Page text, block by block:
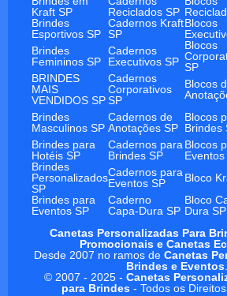
Kraft SP
Reciclados SP
Brindes
Esportivos SP
Cadernos Kraft
SP
Blocos
Brindes
Femininos SP
Cadernos
Executivos SP
Blocos
SP
BRINDES
MAIS
VENDIDOS SP
Cadernos
Corporativos
SP
Blocos
Brindes
Masculinos SP
Cadernos de
Anotações SP
Blocos
Brindes
Brindes para
Hotéis SP
Cadernos para
Brindes SP
Blocos
Eventos
Brindes
Personalizados
SP
Cadernos para
Eventos SP
Bloco
Brindes para
Eventos SP
Caderno
Capa-Dura SP
Bloco
Dura SP
Canetas Personalizadas Para
Promocionais e Canetas
Desde 2007 no ramos de Canetas
Brindes e Eventos.
© 2007 - 2025 - Canetas
para Brindes- Todos os Direitos